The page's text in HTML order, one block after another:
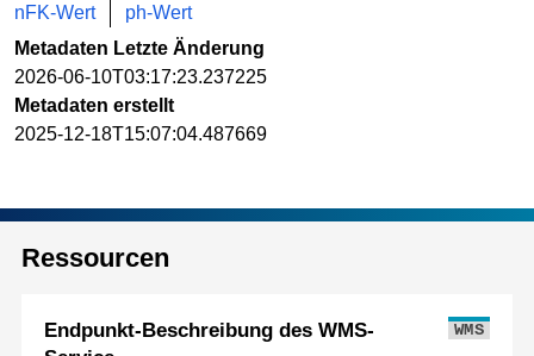
nFK-Wert
ph-Wert
Metadaten Letzte Änderung
2026-06-10T03:17:23.237225
Metadaten erstellt
2025-12-18T15:07:04.487669
Ressourcen
Endpunkt-Beschreibung des WMS-
WMS